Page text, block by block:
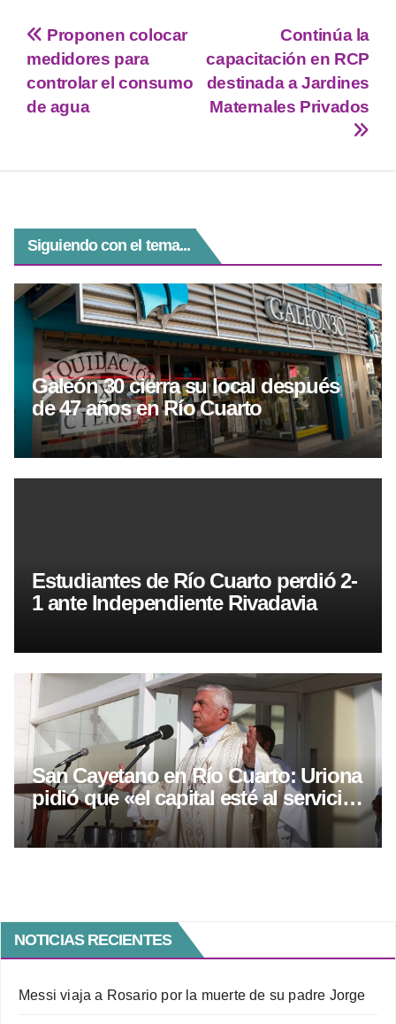
tt
er
at
s
A
e
gr
a
ss
n
e
b
o
Continúa la
capacitación en RCP
destinada a Jardines
Maternales Privados
Proponen colocar
medidores para
controlar el consumo
de agua
Siguiendo con el tema...
Galeón 30 cierra su local después
de 47 años en Río Cuarto
Estudiantes de Río Cuarto perdió 2-
1 ante Independiente Rivadavia
San Cayetano en Río Cuarto: Uriona
pidió que «el capital esté al servicio
del trabajo»
NOTICIAS RECIENTES
Messi viaja a Rosario por la muerte de su padre Jorge